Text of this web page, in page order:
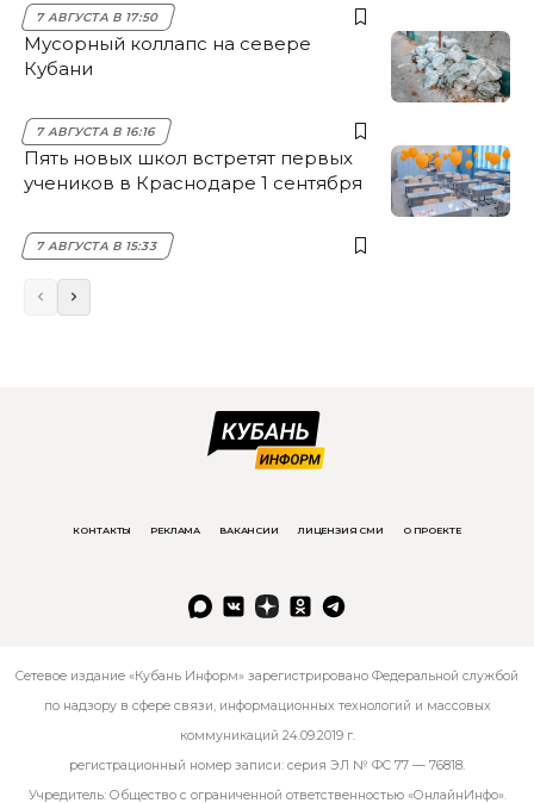
7 АВГУСТА В 17:50
Мусорный коллапс на севере
Кубани
7 АВГУСТА В 16:16
Пять новых школ встретят первых
учеников в Краснодаре 1 сентября
7 АВГУСТА В 15:33
КОНТАКТЫ РЕКЛАМА ВАКАНСИИ ЛИЦЕНЗИЯ СМИ О ПРОЕКТЕ
Сетевое издание «Кубань Информ» зарегистрировано Федеральной службой
по надзору в сфере связи, информационных технологий и массовых
коммуникаций 24.09.2019 г.
регистрационный номер записи: серия ЭЛ № ФС 77 — 76818.
Учредитель: Общество с ограниченной ответственностью «ОнлайнИнфо».